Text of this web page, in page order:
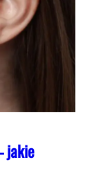
jakie